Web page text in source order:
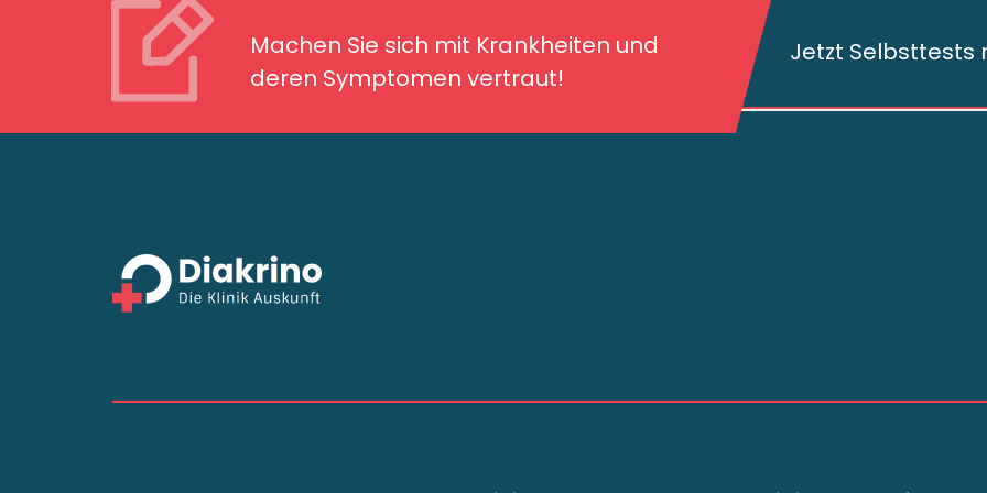
Machen Sie sich mit Krankheiten und
deren Symptomen vertraut!
Machen Sie sich mit Krankheiten und deren
Symptomen vertraut!
Jetzt Selbsttests